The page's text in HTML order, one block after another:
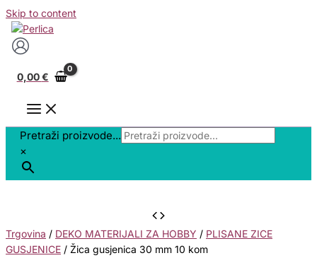
Skip to content
0,00€
Pretraži proizvode...
×
Trgovina / DEKO MATERIJALI ZA HOBBY / PLISANE ZICE
GUSJENICE / Žica gusjenica 30 mm 10 kom